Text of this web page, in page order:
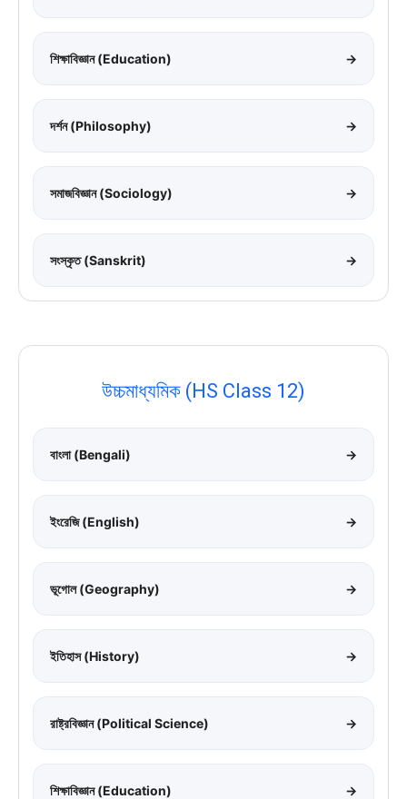
শিক্ষাবিজ্ঞান (Education) →
দর্শন (Philosophy) →
সমাজবিজ্ঞান (Sociology) →
সংস্কৃত (Sanskrit) →
উচ্চমাধ্যমিক (HS Class 12)
বাংলা (Bengali) →
ইংরেজি (English) →
ভূগোল (Geography) →
ইতিহাস (History) →
রাষ্ট্রবিজ্ঞান (Political Science) →
শিক্ষাবিজ্ঞান (Education) →